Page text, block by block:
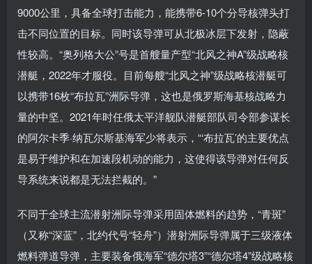
9000公里，具备全球打击能力，能携带6-10个分导核弹头打
击不同位置的目标。同时该导弹可从北极冰层下发射，隐蔽
性较高。“奥列格大公”号是首艘量产型“北风之神A”级战略核
潜艇，2022年才服役。目前每艘“北风之神”级战略核潜艇可
以携带16枚“布拉瓦”洲际导弹，这也是俄罗斯海基核战略力
量的中坚。2021年时任俄太平洋舰队潜艇部队司令部参谋长
的阿尔卡季·纳瓦尔斯基海军少将表示，“‘布拉瓦’的主要优点
是易于维护和在加速段机动的能力，这使得该导弹对任何反
导系统来说都是无法拦截的。”
不同于全球主流潜射洲际导弹采用固体燃料的趋势，“青斑”
（又称“深蓝”，北约代号“轻舟”）潜射洲际导弹属于三级液体
燃料弹道导弹，主要装备俄海军“德尔塔3”“德尔塔4”级战略核